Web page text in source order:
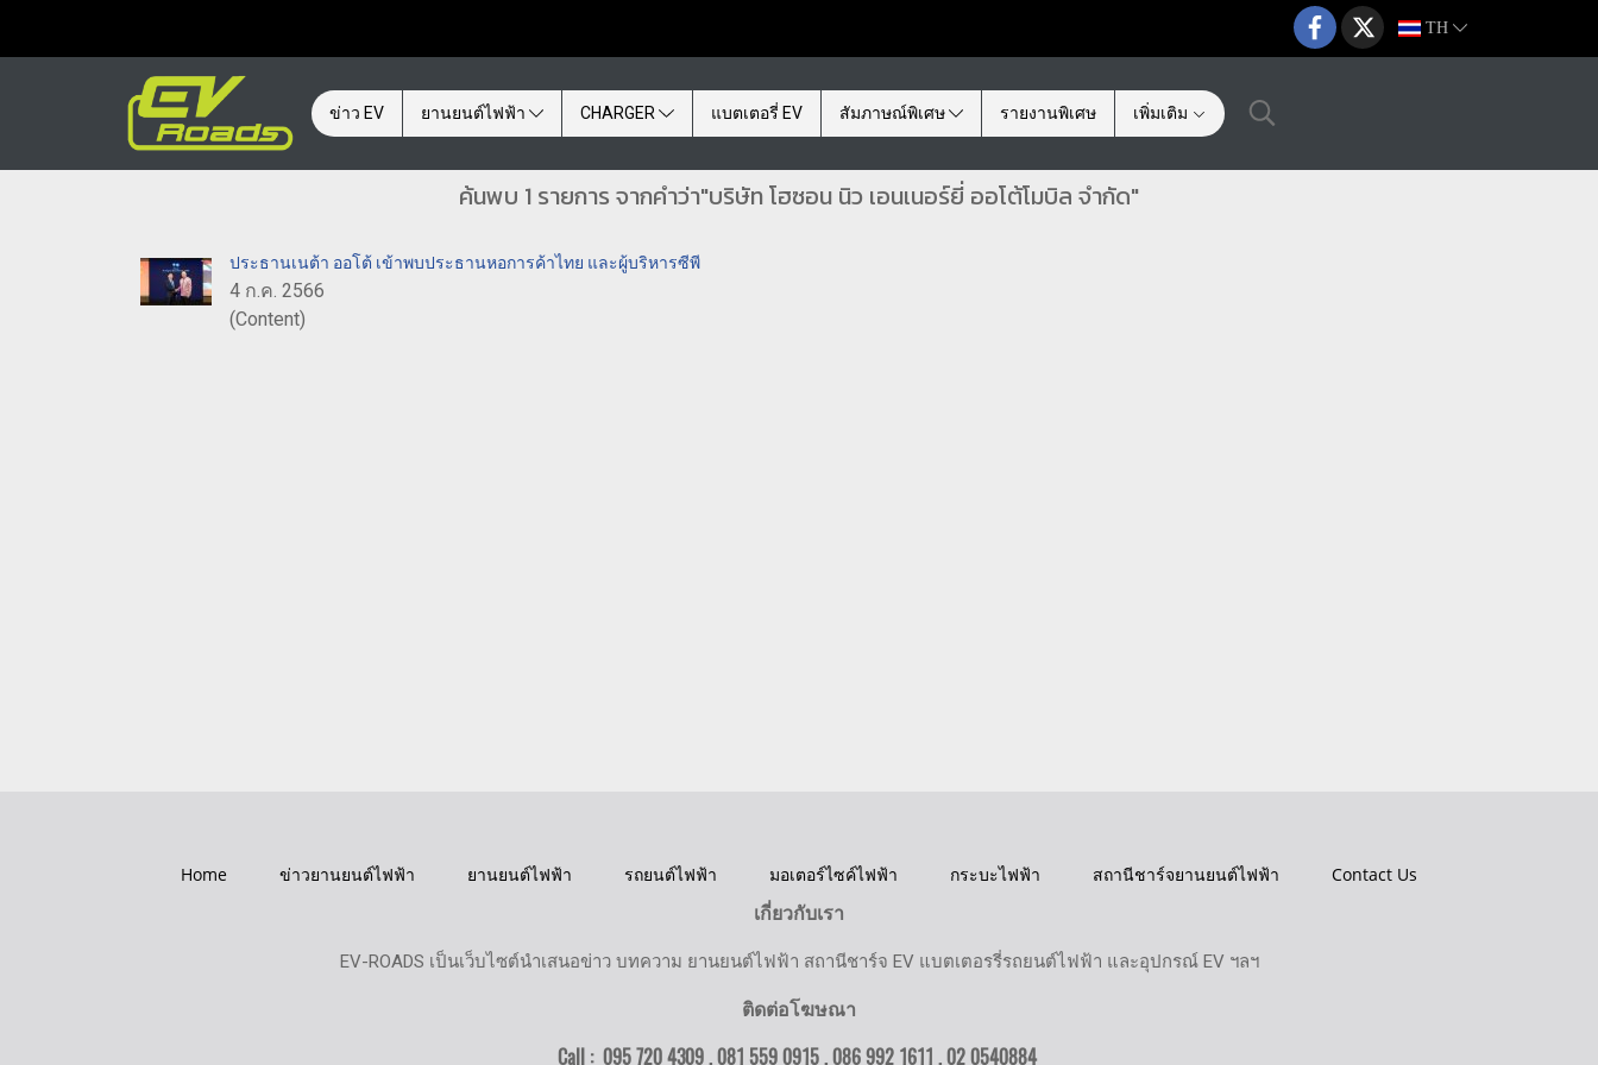
TH
ข่าว EV ยานยนต์ไฟฟ้า CHARGER แบตเตอรี่ EV สัมภาษณ์พิเศษ รายงานพิเศษ เพิ่มเติม
ค้นพบ 1 รายการ จากคำว่า"บริษัท โฮซอน นิว เอนเนอร์ยี่ ออโต้โมบิล จำกัด"
ประธานเนต้า ออโต้ เข้าพบประธานหอการค้าไทย และผู้บริหารซีพี
4 ก.ค. 2566
(Content)
Home ข่าวยานยนต์ไฟฟ้า ยานยนต์ไฟฟ้า รถยนต์ไฟฟ้า มอเตอร์ไซค์ไฟฟ้า กระบะไฟฟ้า สถานีชาร์จยานยนต์ไฟฟ้า
Contact Us
เกี่ยวกับเรา
EV-ROADS เป็นเว็บไซต์นำเสนอข่าว บทความ ยานยนต์ไฟฟ้า สถานีชาร์จ EV แบตเตอรรี่รถยนต์ไฟฟ้า และอุปกรณ์ EV ฯลฯ
ติดต่อโฆษณา
Call : 095 720 4309 , 081 559 0915 , 086 992 1611 ,02 0540884